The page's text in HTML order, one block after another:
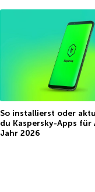
So installierst oder
du Kaspersky-Apps für
Jahr 2026